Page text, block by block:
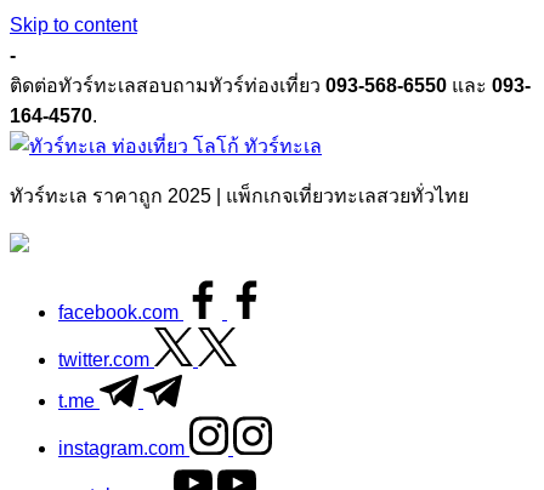
Skip to content
-
ติดต่อทัวร์ทะเลสอบถามทัวร์ท่องเที่ยว 093-568-6550 และ 093-
164-4570.
ทัวร์ทะเล
ทัวร์ทะเล ราคาถูก 2025 | แพ็กเกจเที่ยวทะเลสวยทั่วไทย
facebook.com
twitter.com
t.me
instagram.com